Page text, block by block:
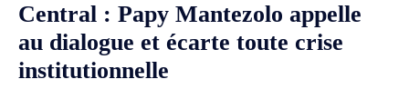
Central : Papy Mantezolo appelle
au dialogue et écarte toute crise
institutionnelle